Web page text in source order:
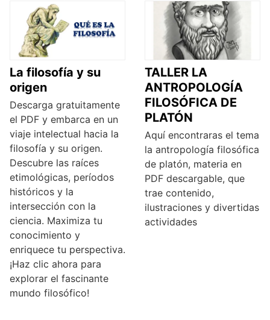
La filosofía y su
origen
Descarga gratuitamente
el PDF y embarca en un
viaje intelectual hacia la
filosofía y su origen.
Descubre las raíces
etimológicas, períodos
históricos y la
intersección con la
ciencia. Maximiza tu
conocimiento y
enriquece tu perspectiva.
¡Haz clic ahora para
explorar el fascinante
mundo filosófico!
TALLER LA
ANTROPOLOGÍA
FILOSÓFICA DE
PLATÓN
Aquí encontraras el tema
la antropología filosófica
de platón, materia en
PDF descargable, que
trae contenido,
ilustraciones y divertidas
actividades